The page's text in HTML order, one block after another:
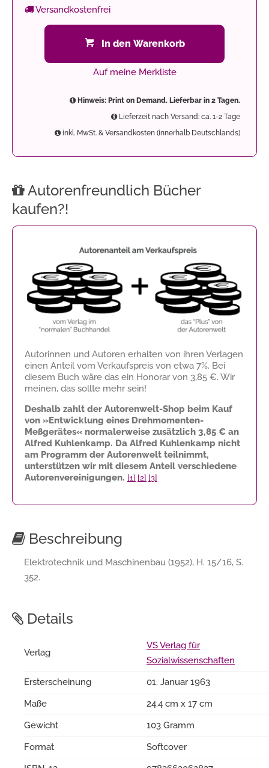
Versandkostenfrei
In den Warenkorb
Auf meine Merkliste
Hinweis: Print on Demand. Lieferbar in 2 Tagen.
Lieferzeit nach Versand: ca. 1-2 Tage
inkl. MwSt. & Versandkosten (innerhalb Deutschlands)
Autorenfreundlich Bücher
kaufen?!
Autorinnen und Autoren erhalten von ihren Verlagen
einen Anteil vom Verkaufspreis von etwa 7%. Bei
diesem Buch wäre das ein Honorar von 3,85 €. Wir
meinen, das sollte mehr sein!
Deshalb zahlt der Autorenwelt-Shop beim Kauf
von »Entwicklung eines Drehmomenten-
Meßgerätes« normalerweise zusätzlich 3,85 € an
Alfred Kuhlenkamp. Da Alfred Kuhlenkamp nicht
am Programm der Autorenwelt teilnimmt,
unterstützen wir mit diesem Anteil verschiedene
Autorenvereinigungen. [1] [2] [3]
Beschreibung
Elektrotechnik und Maschinenbau (1952), H. 15/16, S.
352.
Details
Verlag
VS Verlag für
Sozialwissenschaften
Ersterscheinung
01. Januar 1963
Maße
24.4 cm x 17 cm
Gewicht
103 Gramm
Format
Softcover